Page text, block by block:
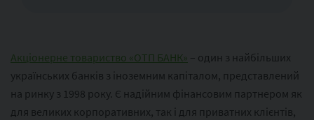
Акціонерне товариство «ОТП БАНК» – один з найбільших
українських банків з іноземним капіталом, представлений
на ринку з 1998 року. Є надійним фінансовим партнером як
для великих корпоративних, так і для приватних клієнтів,